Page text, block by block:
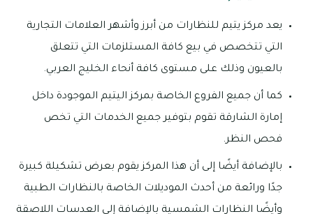
يعد مركز يتيم للنظارات من أبرز وأشهر العلامات التجارية
التي تتخصص في بيع كافة المستلزمات التي تتعلق
بالعيون وذلك على مستوى كافة أنحاء الخليج العربي.
كما أن جميع الفروع الخاصة بمركز اليتيم الموجودة داخل
إمارة الشارقة تقوم بتوفير جميع الخدمات التي تخص
فحص النظر.
بالإضافة أيضًا إلى أن هذا المركز يقوم بعرض تشكيلة كبيرة
جدًا ورائعة من أحدث الموديلات الخاصة بالنظارات الطبية
وأيضًا النظارات الشمسية بالإضافة إلى العدسات اللاصقة